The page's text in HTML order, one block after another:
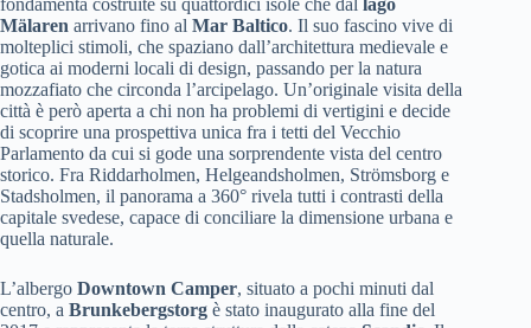
fondamenta costruite su quattordici isole che dal lago
Mälaren arrivano fino al Mar Baltico. Il suo fascino vive di
molteplici stimoli, che spaziano dall’architettura medievale e
gotica ai moderni locali di design, passando per la natura
mozzafiato che circonda l’arcipelago. Un’originale visita della
città è però aperta a chi non ha problemi di vertigini e decide
di scoprire una prospettiva unica fra i tetti del Vecchio
Parlamento da cui si gode una sorprendente vista del centro
storico. Fra Riddarholmen, Helgeandsholmen, Strömsborg e
Stadsholmen, il panorama a 360° rivela tutti i contrasti della
capitale svedese, capace di conciliare la dimensione urbana e
quella naturale.
L’albergo Downtown Camper, situato a pochi minuti dal
centro, a Brunkebergstorg è stato inaugurato alla fine del